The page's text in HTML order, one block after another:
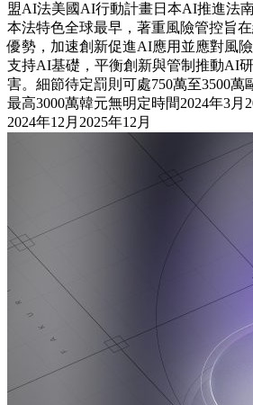
盟AI法美國AI行動計畫日本AI推進法
本法特色全球最早，著重風險管控旨
優勢，加速創新促進AI應用並應對風
支持AI基礎，平衡創新與管制推動AI
害。細節待定罰則可處750萬至3500萬
最高3000萬韓元無明定時間2024年3月
2024年12月2025年12月